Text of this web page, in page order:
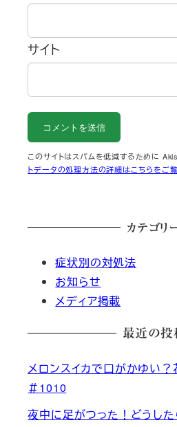
サイト
このサイトはスパムを低減するために
トデータの処理方法の詳細はこちらをご
カテゴリ
症状別の対処法
お知らせ
メディア掲載
最近の投
メロンスイカで口がかゆい
＃1010
夜中に足がつった！どうし